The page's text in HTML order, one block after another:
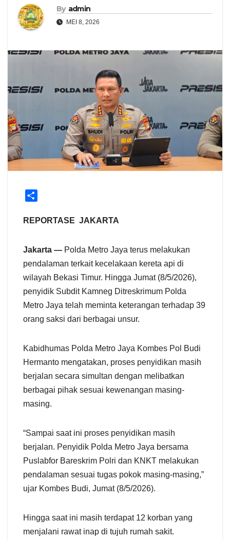
By admin
MEI 8, 2026
a
REPORTASE JAKARTA
Jakarta — Polda Metro Jaya terus melakukan
pendalaman terkait kecelakaan kereta api di
wilayah Bekasi Timur. Hingga Jumat (8/5/2026),
penyidik Subdit Kamneg Ditreskrimum Polda
Metro Jaya telah meminta keterangan terhadap 39
orang saksi dari berbagai unsur.
Kabidhumas Polda Metro Jaya Kombes Pol Budi
Hermanto mengatakan, proses penyidikan masih
berjalan secara simultan dengan melibatkan
berbagai pihak sesuai kewenangan masing-
masing.
“Sampai saat ini proses penyidikan masih
berjalan. Penyidik Polda Metro Jaya bersama
Puslabfor Bareskrim Polri dan KNKT melakukan
pendalaman sesuai tugas pokok masing-masing,”
ujar Kombes Budi, Jumat (8/5/2026).
Hingga saat ini masih terdapat 12 korban yang
menjalani rawat inap di tujuh rumah sakit.